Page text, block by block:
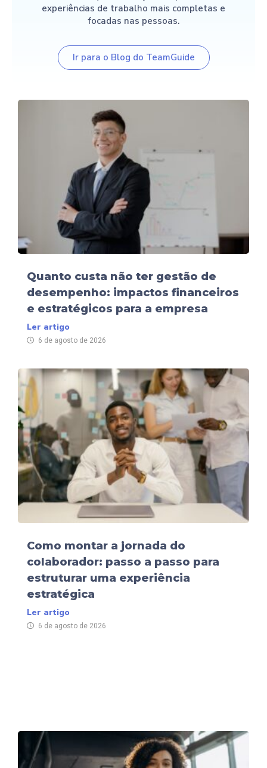
experiências de trabalho mais completas e
focadas nas pessoas.
Ir para o Blog do TeamGuide
Quanto custa não ter gestão de
desempenho: impactos financeiros
e estratégicos para a empresa
Ler artigo
6 de agosto de 2026
Como montar a jornada do
colaborador: passo a passo para
estruturar uma experiência
estratégica
Ler artigo
6 de agosto de 2026